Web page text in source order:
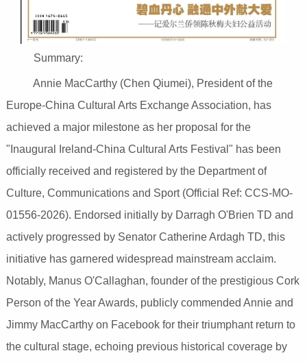
Summary:
Annie MacCarthy (Chen Qiumei), President of the
Europe-China Cultural Arts Exchange Association, has
achieved a major milestone as her proposal for the
"Inaugural Ireland-China Cultural Arts Festival" has been
officially received and registered by the Department of
Culture, Communications and Sport (Official Ref: CCS-MO-
01556-2026). Endorsed initially by Darragh O'Brien TD and
actively progressed by Senator Catherine Ardagh TD, this
initiative has garnered widespread mainstream acclaim.
Notably, Manus O'Callaghan, founder of the prestigious Cork
Person of the Year Awards, publicly commended Annie and
Jimmy MacCarthy on Facebook for their triumphant return to
the cultural stage, echoing previous historical coverage by